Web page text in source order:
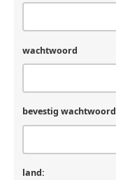
wachtwoord
bevestig wachtwoord
land: